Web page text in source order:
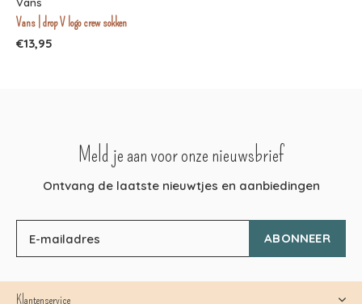
Vans
Vans | drop V logo crew sokken
€13,95
Meld je aan voor onze nieuwsbrief
Ontvang de laatste nieuwtjes en aanbiedingen
ABONNEER
Klantenservice